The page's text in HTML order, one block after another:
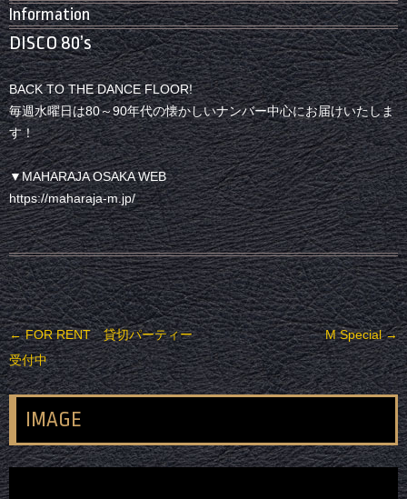
Information
DISCO 80’s
BACK TO THE DANCE FLOOR!
毎週水曜日は80～90年代の懐かしいナンバー中心にお届けいたしま
す！
▼MAHARAJA OSAKA WEB
https://maharaja-m.jp/
投稿ナビゲーション
←FOR RENT 貸切パーティー
受付中
M Special→
IMAGE